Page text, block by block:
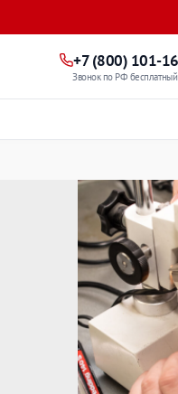
+7 (800) 101-
Звонок по РФ бесплатный